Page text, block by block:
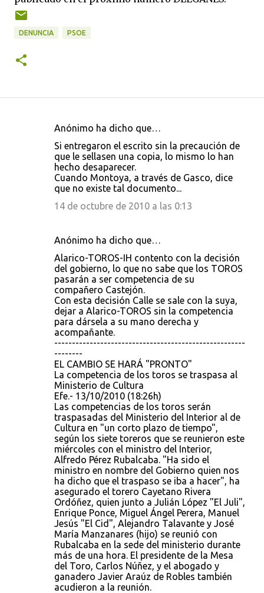
DENUNCIA PSOE
Anónimo ha dicho que…
Si entregaron el escrito sin la precaución de
que le sellasen una copia, lo mismo lo han
hecho desaparecer.
Cuando Montoya, a través de Gasco, dice
que no existe tal documento...
14 de octubre de 2010 a las 0:13
Anónimo ha dicho que…
Alarico-TOROS-IH contento con la decisión
del gobierno, lo que no sabe que los TOROS
pasarán a ser competencia de su
compañero Castejón.
Con esta decisión Calle se sale con la suya,
dejar a Alarico-TOROS sin la competencia
para dársela a su mano derecha y
acompañante.
------------------------------------------------------
--------
EL CAMBIO SE HARÁ "PRONTO"
La competencia de los toros se traspasa al
Ministerio de Cultura
Efe.- 13/10/2010 (18:26h)
Las competencias de los toros serán
traspasadas del Ministerio del Interior al de
Cultura en "un corto plazo de tiempo",
según los siete toreros que se reunieron este
miércoles con el ministro del Interior,
Alfredo Pérez Rubalcaba. "Ha sido el
ministro en nombre del Gobierno quien nos
ha dicho que el traspaso se iba a hacer", ha
asegurado el torero Cayetano Rivera
Ordóñez, quien junto a Julián López "El Juli",
Enrique Ponce, Miguel Ángel Perera, Manuel
Jesús "El Cid", Alejandro Talavante y José
María Manzanares (hijo) se reunió con
Rubalcaba en la sede del ministerio durante
más de una hora. El presidente de la Mesa
del Toro, Carlos Núñez, y el abogado y
ganadero Javier Araúz de Robles también
acudieron a la reunión.